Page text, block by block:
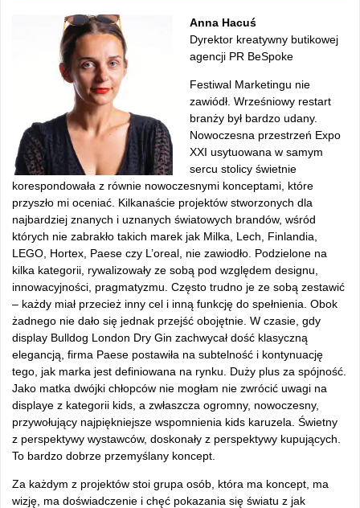
Anna Hacuś
Dyrektor kreatywny butikowej
agencji PR BeSpoke
Festiwal Marketingu nie
zawiódł. Wrześniowy restart
branży był bardzo udany.
Nowoczesna przestrzeń Expo
XXI usytuowana w samym
sercu stolicy świetnie
korespondowała z równie nowoczesnymi konceptami, które
przyszło mi oceniać. Kilkanaście projektów stworzonych dla
najbardziej znanych i uznanych światowych brandów, wśród
których nie zabrakło takich marek jak Milka, Lech, Finlandia,
LEGO, Hortex, Paese czy L’oreal, nie zawiodło. Podzielone na
kilka kategorii, rywalizowały ze sobą pod względem designu,
innowacyjności, pragmatyzmu. Często trudno je ze sobą zestawić
– każdy miał przecież inny cel i inną funkcję do spełnienia. Obok
żadnego nie dało się jednak przejść obojętnie. W czasie, gdy
display Bulldog London Dry Gin zachwycał dość klasyczną
elegancją, firma Paese postawiła na subtelność i kontynuację
tego, jak marka jest definiowana na rynku. Duży plus za spójność.
Jako matka dwójki chłopców nie mogłam nie zwrócić uwagi na
displaye z kategorii kids, a zwłaszcza ogromny, nowoczesny,
przywołujący najpiękniejsze wspomnienia kids karuzela. Świetny
z perspektywy wystawców, doskonały z perspektywy kupujących.
To bardzo dobrze przemyślany koncept.
Za każdym z projektów stoi grupa osób, która ma koncept, ma
wizję, ma doświadczenie i chęć pokazania się światu z jak